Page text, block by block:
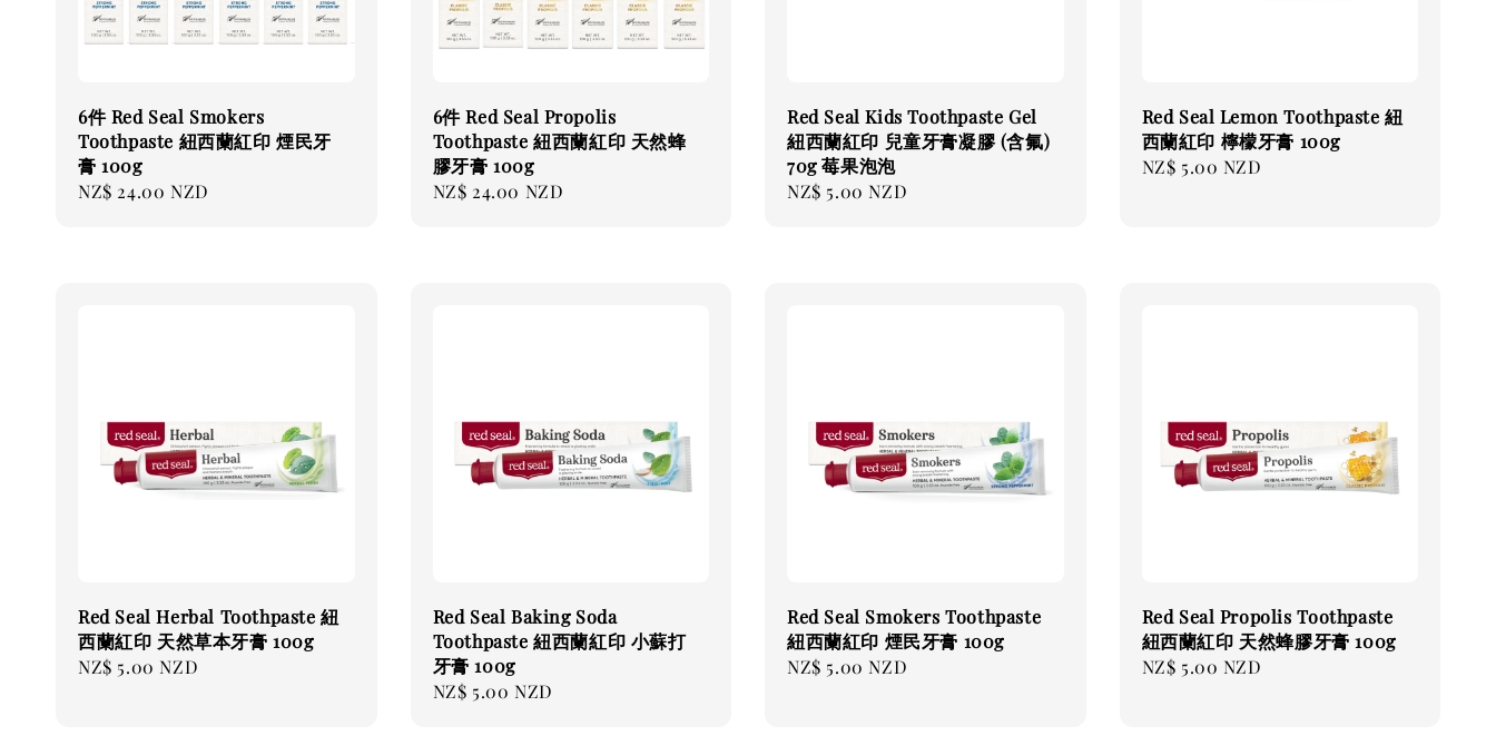
6件 Red Seal Smokers
Toothpaste 紐西蘭紅印 煙民牙
膏 100g
Regular
NZ$ 24.00 NZD
6件 Red Seal Propolis
Toothpaste 紐西蘭紅印 天然蜂
膠牙膏 100g
Regular
NZ$ 24.00 NZD
Red Seal Kids Toothpaste Gel
紐西蘭紅印 兒童牙膏凝膠 (含氟)
70g 莓果泡泡
Regular
NZ$ 5.00 NZD
Red Seal Lemon Toothpaste 紐
西蘭紅印 檸檬牙膏 100g
Regular
NZ$ 5.00 NZD
Red Seal Herbal Toothpaste 紐
西蘭紅印 天然草本牙膏 100g
Regular
NZ$ 5.00 NZD
Red Seal Baking Soda
Toothpaste 紐西蘭紅印 小蘇打
牙膏 100g
Regular
NZ$ 5.00 NZD
Red Seal Smokers Toothpaste
紐西蘭紅印 煙民牙膏 100g
Regular
NZ$ 5.00 NZD
Red Seal Propolis Toothpaste
紐西蘭紅印 天然蜂膠牙膏 100g
Regular
NZ$ 5.00 NZD